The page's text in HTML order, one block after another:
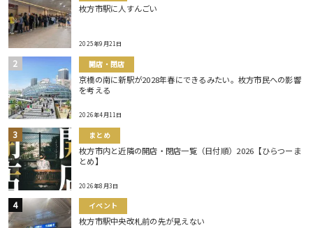
枚方市駅に人すんごい
2025年9月21日
開店・閉店
京橋の南に新駅が2028年春にできるみたい。枚方市民への影響
を考える
2026年4月11日
まとめ
枚方市内と近隣の開店・閉店一覧（日付順）2026【ひらつーま
とめ】
2026年8月3日
イベント
枚方市駅中央改札前の先が見えない